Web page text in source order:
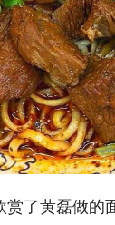
赏了黄磊做的